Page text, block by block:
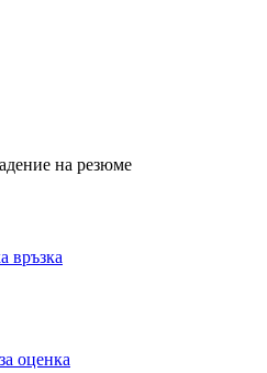
на резюме
връзка
оценка